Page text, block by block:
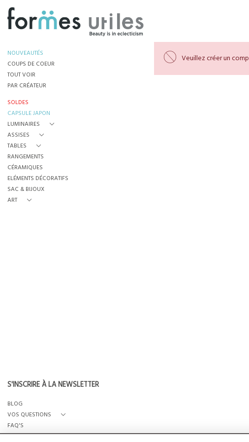
NOUVEAUTÉS
COUPS DE COEUR
TOUT VOIR
PAR CRÉATEUR
SOLDES
CAPSULE JAPON
LUMINAIRES
ASSISES
TABLES
RANGEMENTS
CÉRAMIQUES
ELÉMENTS DÉCORATIFS
SAC & BIJOUX
ART
S'INSCRIRE À LA NEWSLETTER
BLOG
VOS QUESTIONS
FAQ'S
QUI SOMMES-NOUS?
Veuillez créer un